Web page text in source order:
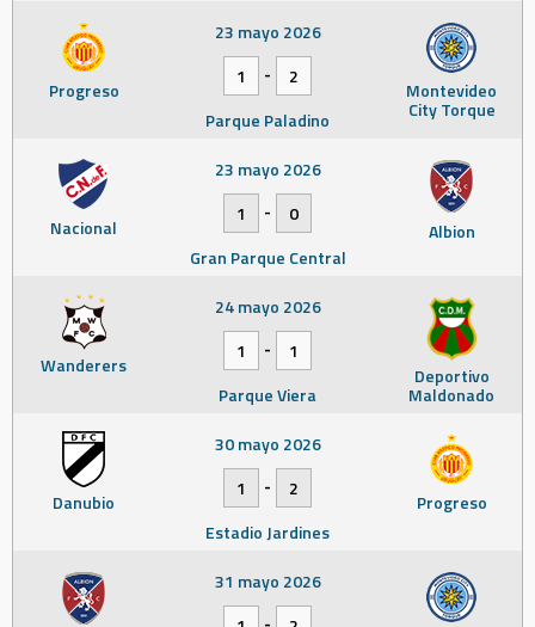
Progreso Montevideo
City Torque
23 mayo 2026
1
-
2
Parque Paladino
Nacional Albion
23 mayo 2026
1
-
0
Gran Parque Central
Wanderers Deportivo
Maldonado
24 mayo 2026
1
-
1
Parque Viera
Danubio Progreso
30 mayo 2026
1
-
2
Estadio Jardines
31 mayo 2026